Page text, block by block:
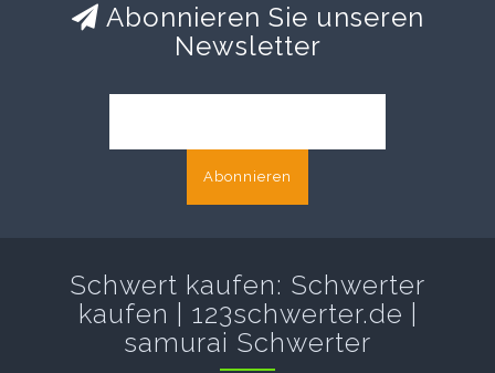
Abonnieren Sie unseren
Newsletter
Abonnieren
Schwert kaufen: Schwerter
kaufen | 123schwerter.de |
samurai Schwerter